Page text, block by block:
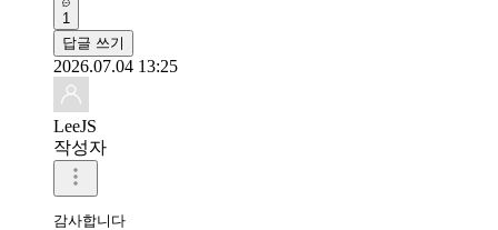
1
답글 쓰기
2026.07.04 13:25
LeeJS
작성자
감사합니다